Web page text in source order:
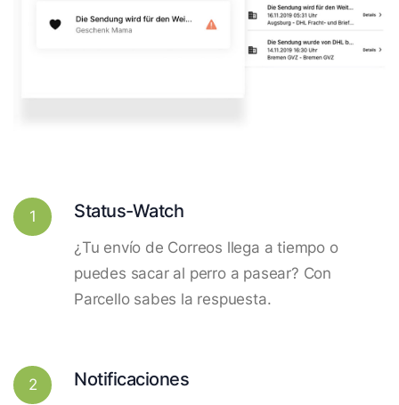
1 Status-Watch
¿Tu envío de Correos llega a tiempo o
puedes sacar al perro a pasear? Con
Parcello sabes la respuesta.
2 Notificaciones